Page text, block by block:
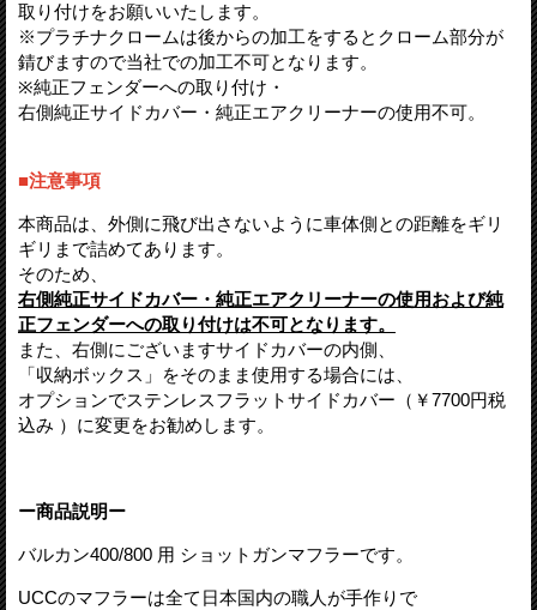
取り付けをお願いいたします。
※プラチナクロームは後からの加工をするとクローム部分が
錆びますので当社での加工不可となります。
※純正フェンダーへの取り付け・
右側純正サイドカバー・純正エアクリーナーの使用不可。
■注意事項
本商品は、外側に飛び出さないように車体側との距離をギリ
ギリまで詰めてあります。
そのため、
右側純正サイドカバー・純正エアクリーナーの使用および純
正フェンダーへの取り付けは不可となります。
また、右側にございますサイドカバーの内側、
「収納ボックス」をそのまま使用する場合には、
オプションでステンレスフラットサイドカバー（￥7700円税
込み ）に変更をお勧めします。
ー商品説明ー
バルカン400/800 用 ショットガンマフラーです。
UCCのマフラーは全て日本国内の職人が手作りで